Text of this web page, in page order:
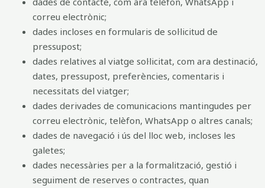
correu electrònic;
dades incloses en formularis de sol·licitud de
pressupost;
dades relatives al viatge sol·licitat, com ara destinació,
dates, pressupost, preferències, comentaris i
necessitats del viatger;
dades derivades de comunicacions mantingudes per
correu electrònic, telèfon, WhatsApp o altres canals;
dades de navegació i ús del lloc web, incloses les
galetes;
dades necessàries per a la formalització, gestió i
seguiment de reserves o contractes, quan